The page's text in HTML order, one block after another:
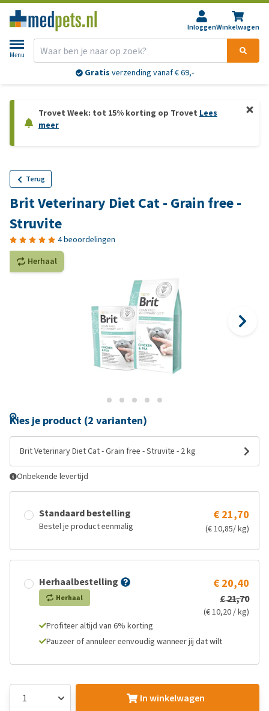
InloggenWinkelwagen
Menu
Gratis verzending vanaf € 69,-
Trovet Week: tot 15% korting op Trovet Lees
meer
Terug
Brit Veterinary Diet Cat - Grain free -
Struvite
4 beoordelingen
Herhaal
Kies je product (2 varianten)
Brit Veterinary Diet Cat - Grain free - Struvite - 2 kg
Onbekende levertijd
Standaard bestelling
Bestel je product eenmalig
€ 21,70
(€ 10,85/ kg)
Herhaalbestelling
Herhaal
€ 20,40
€ 21,70
(€ 10,20 / kg)
Profiteer altijd van 6% korting
Pauzeer of annuleer eenvoudig wanneer jij dat wilt
In winkelwagen